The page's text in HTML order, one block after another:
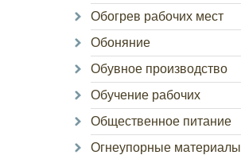
Обогрев рабочих мест
Обоняние
Обувное производство
Обучение рабочих
Общественное питание
Огнеупорные материалы